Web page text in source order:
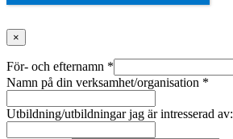
×
För- och efternamn *
Namn på din verksamhet/organisation *
Utbildning/utbildningar jag är intresserad av: